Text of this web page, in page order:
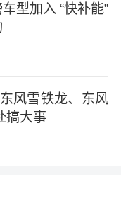
可变焦激光雷
厘米级，并具
算力），
秒级决策。
型加入 “快补能”
风雪铁龙、东风
搞大事